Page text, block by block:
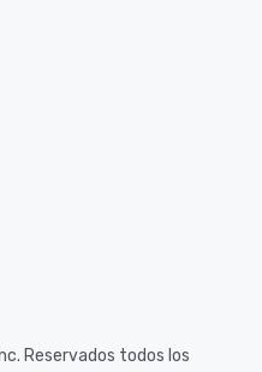
Reservados todos los